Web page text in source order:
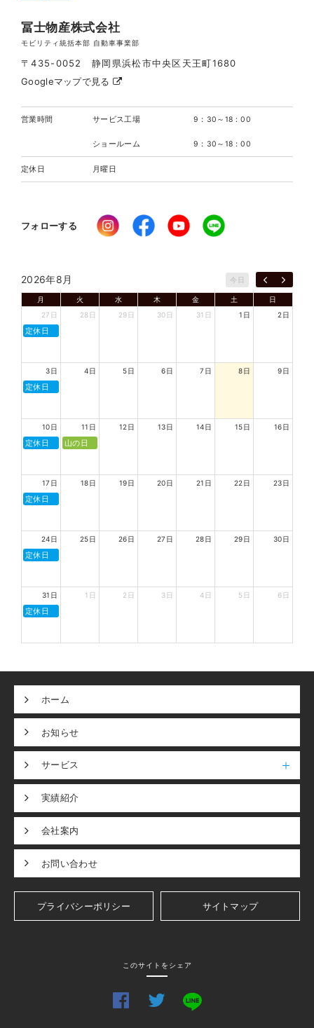
冨士物産株式会社
モビリティ統括本部 自動車事業部
〒435-0052 静岡県浜松市中央区天王町1680
Googleマップで見る
営業時間 サービス工場 9：30～18：00
ショールーム 9：30～18：00
定休日 月曜日
フォローする
2026年8月 今日
月 火 水 木 金 土
日
27日
定休日
28日 29日 30日 31日 1日 2日
3日
定休日
4日 5日 6日 7日 8日 9日
10日
定休日
11日
山の日
12日 13日 14日 15日 16日
17日
定休日
18日 19日 20日 21日 22日 23日
24日
定休日
25日 26日 27日 28日 29日 30日
31日
定休日
1日 2日 3日 4日 5日 6日
ホーム
お知らせ
サービス
実績紹介
会社案内
お問い合わせ
プライバシーポリシー サイトマップ
このサイトをシェア